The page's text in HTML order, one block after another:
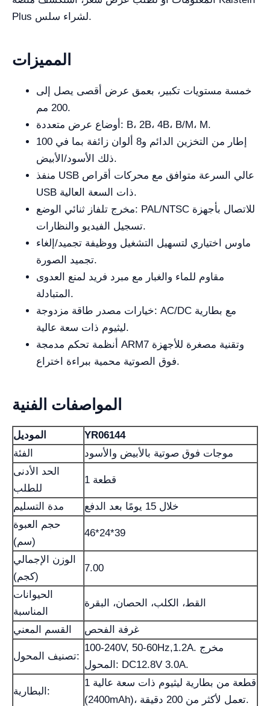
Plus لشراء سلس.
المميزات
خمسة مستويات تكبير، بعمق عرض أقصى يصل إلى
200 مم.
أوضاع عرض متعددة: B، 2B، 4B، B/M، M.
100 إطار من التخزين الدائم و8 ألوان زائفة بما في
ذلك الأسود/الأبيض.
منفذ USB عالي السرعة متوافق مع محركات أقراص
USB ذات السعة العالية.
مخرج تلفاز ثنائي الوضع: PAL/NTSC للاتصال بأجهزة
تسجيل الفيديو والنظارات.
ماوس اختياري لتسهيل التشغيل ووظيفة تجميد/إلغاء
تجميد الصورة.
مقاوم للماء والغبار مع مبرد فريد لمنع العدوى
المتبادلة.
خيارات مصدر طاقة مزدوجة: AC/DC مع بطارية
ليثيوم ذات سعة عالية.
أنظمة تحكم مدمجة ARM7 وتقنية مصغرة للأجهزة
فوق الصوتية محمية ببراءة اختراع.
المواصفات الفنية
الموديل
YR06144
الفئة
موجات فوق صوتية بالأبيض والأسود
الحد الأدنى
للطلب
1 قطعة
مدة التسليم
خلال 15 يومًا بعد الدفع
حجم العبوة
(سم)
46*24*39
الوزن الإجمالي
(كجم)
7.00
الحيوانات
المناسبة
القط، الكلب، الحصان، البقرة
القسم المعني غرفة الفحص
تصنيف المحول:
100-240V, 50-60Hz,1.2A. مخرج
المحول: DC12.8V 3.0A.
البطارية:
1 قطعة من بطارية ليثيوم ذات سعة عالية
(2400mAh)، تعمل لأكثر من 200 دقيقة.